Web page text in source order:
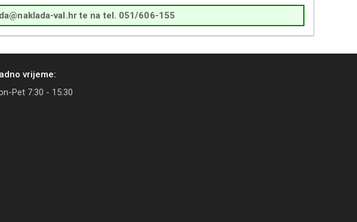
val.hr te na tel. 051/606-155
vrijeme:
Pet 7:30 - 15:30